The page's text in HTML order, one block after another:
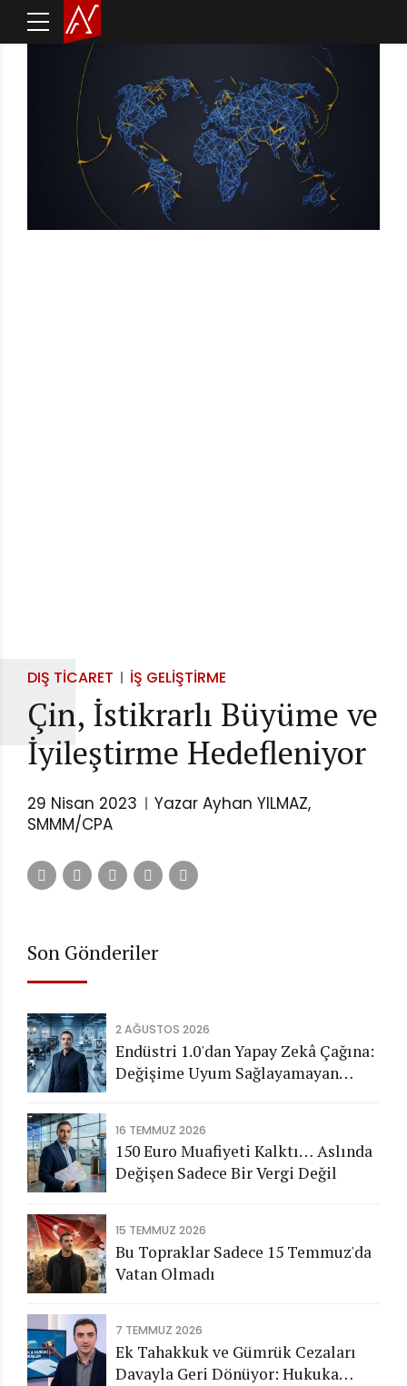
DIŞ TICARET İŞ GELIŞTIRME
Çin, İstikrarlı Büyüme ve
İyileştirme Hedefleniyor
29 Nisan 2023
Yazar Ayhan YILMAZ,
SMMM/CPA
Son Gönderiler
2 AĞUSTOS 2026
Endüstri 1.0'dan Yapay Zekâ Çağına:
Değişime Uyum Sağlayamayan
16 TEMMUZ 2026
150 Euro Muafiyeti Kalktı… Aslında
Değişen Sadece Bir Vergi Değil
15 TEMMUZ 2026
Bu Topraklar Sadece 15 Temmuz'da
Vatan Olmadı
7 TEMMUZ 2026
Ek Tahakkuk ve Gümrük Cezaları
Davayla Geri Dönüyor: Hukuka